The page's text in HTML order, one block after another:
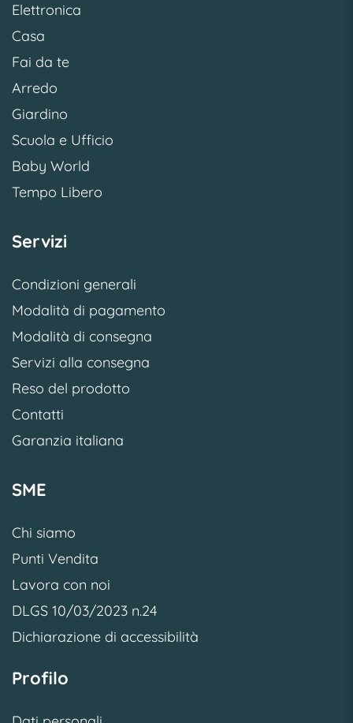
Elettronica
Casa
Fai da te
Arredo
Giardino
Scuola e Ufficio
Baby World
Tempo Libero
Servizi
Condizioni generali
Modalità di pagamento
Modalità di consegna
Servizi alla consegna
Reso del prodotto
Contatti
Garanzia italiana
SME
Chi siamo
Punti Vendita
Lavora con noi
DLGS 10/03/2023 n.24
Dichiarazione di accessibilità
Profilo